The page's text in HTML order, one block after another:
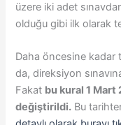
üzere iki adet
olduğu gibi ilk olarak
Daha öncesine kadar
da, direksiyon
Fakat bu kural 1
değiştirildi. Bu